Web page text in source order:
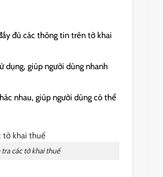
đủ các thông tin trên tờ khai
dụng, giúp người dùng nhanh
nhau, giúp người dùng có thể
các tờ khai thuế